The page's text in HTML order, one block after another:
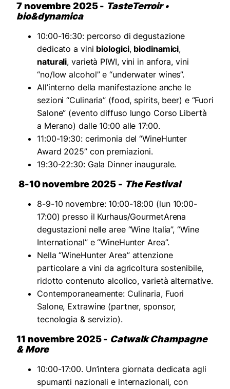
7 novembre 2025 - TasteTerroir •
bio&dynamica
10:00-16:30: percorso di degustazione
dedicato a vini biologici, biodinamici,
naturali, varietà PIWI, vini in anfora, vini
“no/low alcohol” e “underwater wines”.
All’interno della manifestazione anche le
sezioni “Culinaria” (food, spirits, beer) e “Fuori
Salone” (evento diffuso lungo Corso Libertà
a Merano) dalle 10:00 alle 17:00.
11:00-19:30: cerimonia del “WineHunter
Award 2025” con premiazioni.
19:30-22:30: Gala Dinner inaugurale.
8-10 novembre 2025 - The Festival
8-9-10 novembre: 10:00-18:00 (lun 10:00-
17:00) presso il Kurhaus/GourmetArena
degustazioni nelle aree “Wine Italia”, “Wine
International” e “WineHunter Area”.
Nella “WineHunter Area” attenzione
particolare a vini da agricoltura sostenibile,
ridotto contenuto alcolico, varietà alternative.
Contemporaneamente: Culinaria, Fuori
Salone, Extrawine (partner, sponsor,
tecnologia & servizio).
11 novembre 2025 - Catwalk Champagne
& More
10:00-17:00. Un’intera giornata dedicata agli
spumanti nazionali e internazionali, con